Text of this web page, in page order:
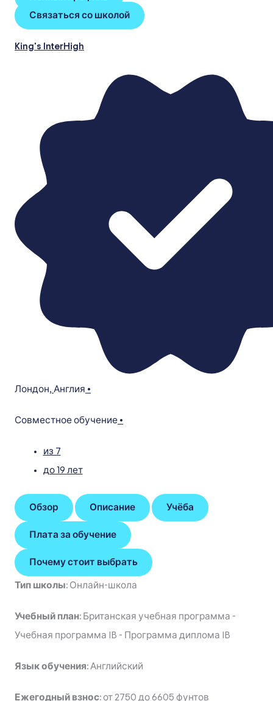
Связаться со школой
King's InterHigh
Лондон, Англия •
Совместное обучение •
из 7
до 19 лет
Обзор Описание Учёба
Плата за обучение
Почему стоит выбрать
Тип школы: Онлайн-школа
Учебный план: Британская учебная программа -
Учебная программа IB - Программа диплома IB
Язык обучения: Английский
Ежегодный взнос: от 2750 до 6605 фунтов